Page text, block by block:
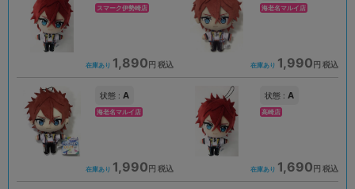
スマーク伊勢崎店
在庫あり 1,890 円 税込
海老名マルイ店
在庫あり 1,990 円 税込
状態 : A
海老名マルイ店
在庫あり 1,990 円 税込
状態 : A
高崎店
在庫あり 1,690 円 税込